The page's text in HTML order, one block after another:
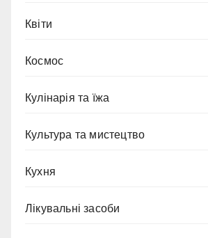
Квіти
Космос
Кулінарія та їжа
Культура та мистецтво
Кухня
Лікувальні засоби